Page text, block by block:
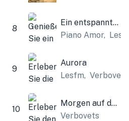
8
Ein entspannter Abend
Piano Amor, Lesfm
9
Aurora
Lesfm, Verbovets
10
Morgen auf dem Mond
Verbovets